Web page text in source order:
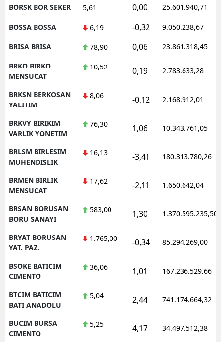
BORSK BOR SEKER 5,61 0,00 25.601.940,71
BOSSA BOSSA 6,19 -0,32 9.050.238,67
BRISA BRISA 78,90 0,06 23.861.318,45
BRKO BIRKO
MENSUCAT
10,52 0,19 2.783.633,28
BRKSN BERKOSAN
YALITIM
8,06 -0,12 2.168.912,01
BRKVY BIRIKIM
VARLIK YONETIM
76,30 1,06 10.343.761,05
BRLSM BIRLESIM
MUHENDISLIK
16,13 -3,41 180.313.780,26
BRMEN BIRLIK
MENSUCAT
17,62 -2,11 1.650.642,04
BRSAN BORUSAN
BORU SANAYI
583,00 1,30 1.370.595.235,50
BRYAT BORUSAN
YAT. PAZ.
1.765,00 -0,34 85.294.269,00
BSOKE BATICIM
CIMENTO
36,06 1,01 167.236.529,66
BTCIM BATICIM
BATI ANADOLU
5,04 2,44 741.174.664,32
BUCIM BURSA
CIMENTO
5,25 4,17 34.497.512,38